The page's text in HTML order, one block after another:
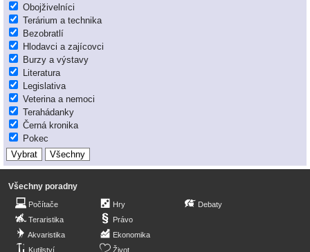
Obojživelníci
Terárium a technika
Bezobratlí
Hlodavci a zajícovci
Burzy a výstavy
Literatura
Legislativa
Veterina a nemoci
Terahádanky
Černá kronika
Pokec
Všechny poradny
Počítače
Teraristika
Akvaristika
Kutilství
Hry
Právo
Ekonomika
Život
Debaty